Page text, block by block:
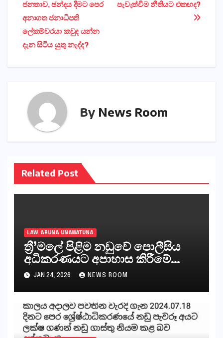
පැවැත්වීම නීතියට එකඟද?
ජනතාව, ඡන්දය දීමට පෙර
අනාගත ජනාධිපති
ලේකම්වරයා කවුද යන්න
දැන සිටිය යුතු නැද්ද?
By News Room
Related Post
LAW. ARUNA UNAWATUNA
ත්‍රී’මලේ පිළිම නඩුවේ පොලීසිය
අධිකරණයට අපාහාස කිරීමේ
කාරණය සම්බන්ධයෙන්
JAN 24, 2026 NEWS ROOM